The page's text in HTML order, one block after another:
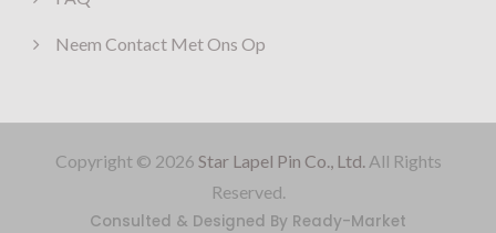
Neem Contact Met Ons Op
Copyright © 2026 Star Lapel Pin Co., Ltd.All Rights
Reserved.
Consulted & Designed By Ready-Market